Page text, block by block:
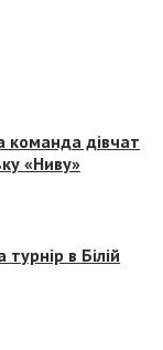
команда дівчат
«Ниву»
в Білій